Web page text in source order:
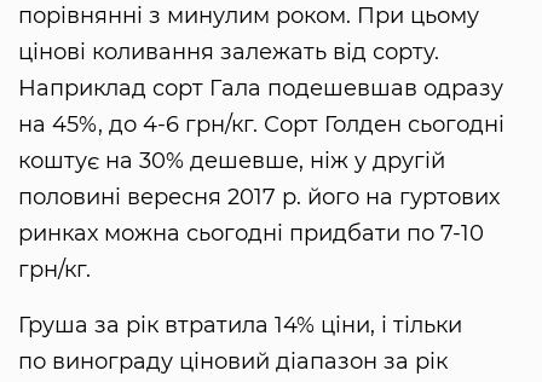
порівнянні з минулим роком. При цьому
цінові коливання залежать від сорту.
Наприклад сорт Гала подешевшав одразу
на 45%, до 4-6 грн/кг. Сорт Голден сьогодні
коштує на 30% дешевше, ніж у другій
половині вересня 2017 р. його на гуртових
ринках можна сьогодні придбати по 7-10
грн/кг.
Груша за рік втратила 14% ціни, і тільки
по винограду ціновий діапазон за рік